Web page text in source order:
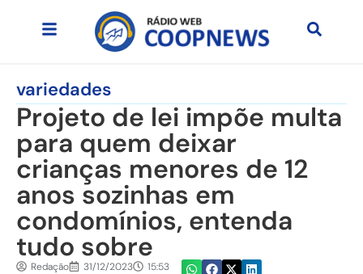
variedades
Projeto de lei impõe multa
para quem deixar
crianças menores de 12
anos sozinhas em
condomínios, entenda
tudo sobre
Redação 31/12/2023 15:53